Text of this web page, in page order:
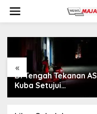
w
«
Pentagon Hapus Kata
‘Indo’ dari Komando
Indo-Pasifik,